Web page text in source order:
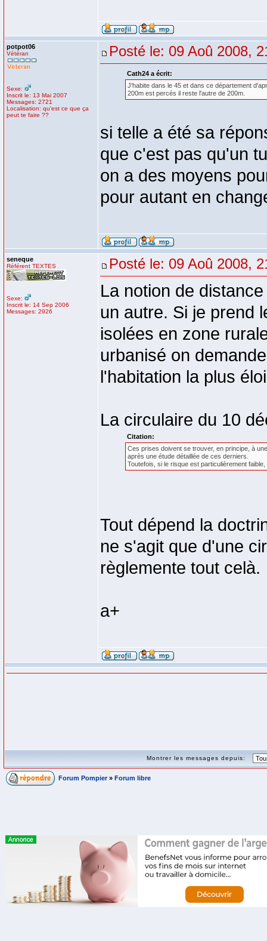
potpot06
Vétéran
Sexe:
Inscrit le: 13 Mai 2007
Messages: 2721
Localisation: qu'est ce que ça
peut te faire ??
Posté le: 09 Aoû 2008,
Cath24 a écrit:
J'habite dans le 45 et dans ce département
200m est percés il reste l'autre de 200m.
si telle a été sa
que c'est pas qu'un
on a des moyens
pour autant en
seneque
Référent TEXTES
Sexe:
Inscrit le: 14 Sep 2006
Messages: 2926
Posté le: 09 Aoû 2008,
La notion de
un autre. Si je prend
isolées en zone
urbanisé on
l'habitation la plus
La circulaire du 10
Citation:
Ces prises doivent se trouver, en principe, à
après une étude détaillée de ces derniers.
Toutefois, si le risque est particulièrement
Tout dépend la
ne s'agit que d'une
règlemente tout celà.
a+
Montrer les messages depuis:
Forum Pompier » Forum libre